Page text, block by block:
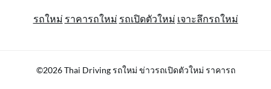
รถใหม่ ราคารถใหม่ รถเปิดตัวใหม่ เจาะลึกรถใหม่
©2026 Thai Driving รถใหม่ ข่าวรถเปิดตัวใหม่ ราคารถ